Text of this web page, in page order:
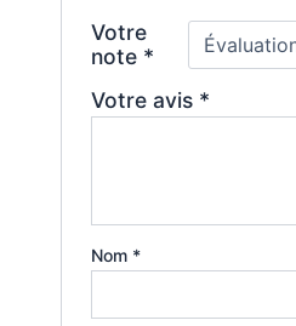
Votre
note *
Votre avis *
Nom *